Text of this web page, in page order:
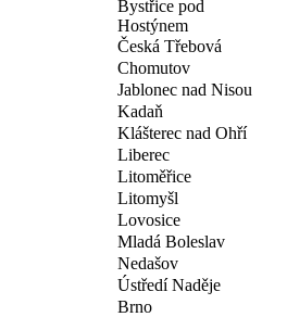
Bystřice pod
Hostýnem
Česká Třebová
Chomutov
Jablonec nad Nisou
Kadaň
Klášterec nad Ohří
Liberec
Litoměřice
Litomyšl
Lovosice
Mladá Boleslav
Nedašov
Ústředí Naděje
Brno